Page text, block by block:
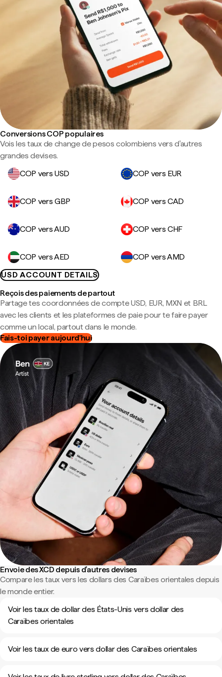
Conversions COP populaires
Vois les taux de change de pesos colombiens vers d'autres
grandes devises.
COP vers USD
COP vers EUR
COP vers GBP COP vers CAD
COP vers AUD COP vers CHF
COP vers AED
COP vers AMD
USD ACCOUNT DETAILS
Reçois des paiements de partout
Partage tes coordonnées de compte USD, EUR, MXN et BRL
avec les clients et les plateformes de paie pour te faire payer
comme un local, partout dans le monde.
Fais-toi payer aujourd'hui
Envoie des XCD depuis d'autres devises
Compare les taux vers les dollars des Caraïbes orientales depuis
le monde entier.
Voir les taux de dollar des États-Unis vers dollar des
Caraïbes orientales
Voir les taux de euro vers dollar des Caraïbes orientales